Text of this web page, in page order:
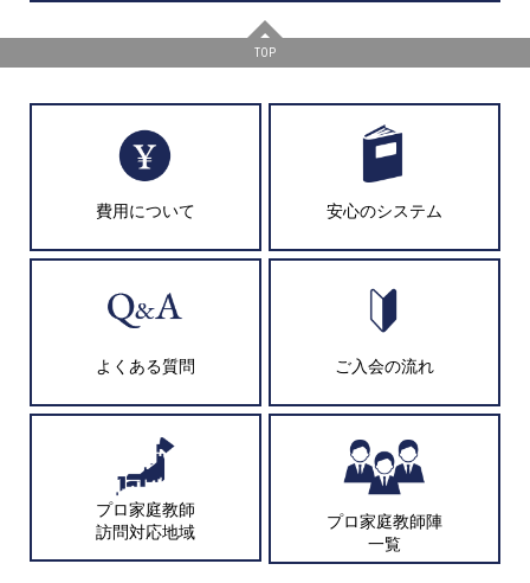
TOP
費用について 安心のシステム
よくある質問 ご入会の流れ
プロ家庭教師
訪問対応地域
プロ家庭教師陣
一覧